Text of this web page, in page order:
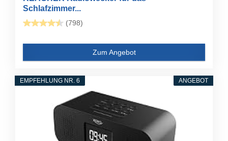
Schlafzimmer...
(798)
Zum Angebot
ANGEBOT
EMPFEHLUNG NR. 6